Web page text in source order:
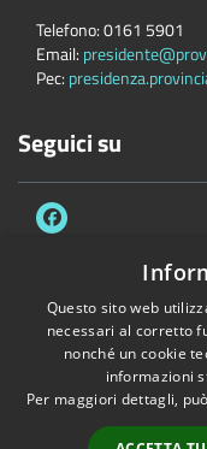
Telefono:0161 5901
Email:
Pec:
Seguici su
Accessibilità
Dichiarazione di
Copyright © 2026 •
Questo sito web
necessari al corretto
nonché un cookie
informazioni
Per maggiori dettagli,